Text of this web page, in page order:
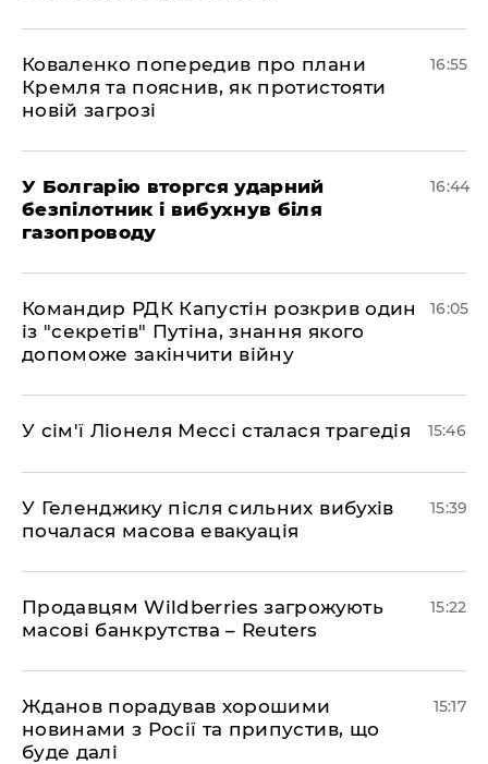
Коваленко попередив про плани
Кремля та пояснив, як протистояти
новій загрозі
16:55
У Болгарію вторгся ударний
безпілотник і вибухнув біля
газопроводу
16:44
Командир РДК Капустін розкрив один
із "секретів" Путіна, знання якого
допоможе закінчити війну
16:05
У сім'ї Ліонеля Мессі сталася трагедія 15:46
У Геленджику після сильних вибухів
почалася масова евакуація
15:39
Продавцям Wildberries загрожують
масові банкрутства – Reuters
15:22
Жданов порадував хорошими
новинами з Росії та припустив, що
буде далі
15:17